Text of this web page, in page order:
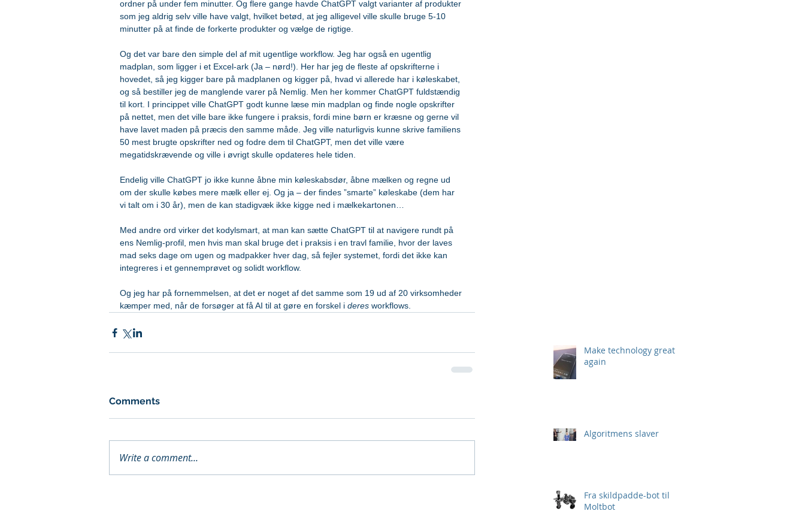
ordner på under fem minutter. Og flere gange havde ChatGPT valgt varianter af produkter
som jeg aldrig selv ville have valgt, hvilket betød, at jeg alligevel ville skulle bruge 5-10
minutter på at finde de forkerte produkter og vælge de rigtige.
Og det var bare den simple del af mit ugentlige workflow. Jeg har også en ugentlig
madplan, som ligger i et Excel-ark (Ja – nørd!). Her har jeg de fleste af opskrifterne i
hovedet, så jeg kigger bare på madplanen og kigger på, hvad vi allerede har i køleskabet,
og så bestiller jeg de manglende varer på Nemlig. Men her kommer ChatGPT fuldstændig
til kort. I princippet ville ChatGPT godt kunne læse min madplan og finde nogle opskrifter
på nettet, men det ville bare ikke fungere i praksis, fordi mine børn er kræsne og gerne vil
have lavet maden på præcis den samme måde. Jeg ville naturligvis kunne skrive familiens
50 mest brugte opskrifter ned og fodre dem til ChatGPT, men det ville være
megatidskrævende og ville i øvrigt skulle opdateres hele tiden.
Endelig ville ChatGPT jo ikke kunne åbne min køleskabsdør, åbne mælken og regne ud
om der skulle købes mere mælk eller ej. Og ja – der findes ”smarte” køleskabe (dem har
vi talt om i 30 år), men de kan stadigvæk ikke kigge ned i mælkekartonen…
Med andre ord virker det kodylsmart, at man kan sætte ChatGPT til at navigere rundt på
ens Nemlig-profil, men hvis man skal bruge det i praksis i en travl familie, hvor der laves
mad seks dage om ugen og madpakker hver dag, så fejler systemet, fordi det ikke kan
integreres i et gennemprøvet og solidt workflow.
Og jeg har på fornemmelsen, at det er noget af det samme som 19 ud af 20 virksomheder
kæmper med, når de forsøger at få AI til at gøre en forskel i deres workflows.
Comments
Write a comment...
Make technology great
again
Algoritmens slaver
Fra skildpadde-bot til
Moltbot